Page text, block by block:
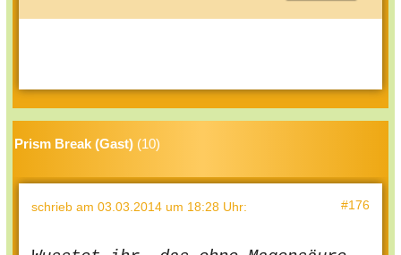
Prism Break (Gast) (10)
schrieb am 03.03.2014 um 18:28 Uhr: #176